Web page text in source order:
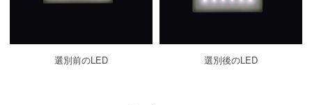
選別前のLED 選別後のLED